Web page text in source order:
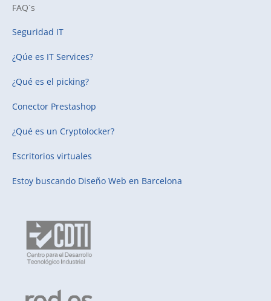
FAQ´s
Seguridad IT
¿Qúe es IT Services?
¿Qué es el picking?
Conector Prestashop
¿Qué es un Cryptolocker?
Escritorios virtuales
Estoy buscando Diseño Web en Barcelona